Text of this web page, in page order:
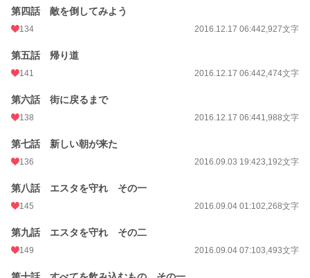
第四話 敵を倒してみよう
134 2016.12.17 06:442,927文字
第五話 帰り道
141 2016.12.17 06:442,474文字
第六話 街に戻るまで
138 2016.12.17 06:441,988文字
第七話 新しい朝が来た
136 2016.09.03 19:423,192文字
第八話 エスタを守れ その一
145 2016.09.04 01:102,268文字
第九話 エスタを守れ その二
149 2016.09.04 07:103,493文字